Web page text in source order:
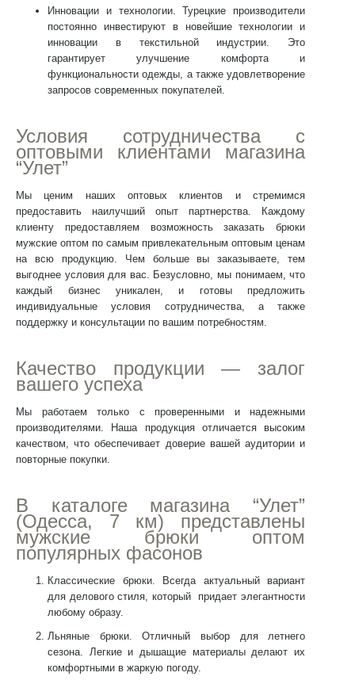
Инновации и технологии.Турецкие производители
постоянно инвестируют в новейшие технологии и
инновации в текстильной индустрии. Это
гарантирует улучшение комфорта и
функциональности одежды, а также удовлетворение
запросов современных покупателей.
Условия сотрудничества с
оптовыми клиентами магазина
“Улет”
Мы ценим наших оптовых клиентов и стремимся
предоставить наилучший опыт партнерства. Каждому
клиенту предоставляем возможность заказатьбрюки
мужские оптом по самым привлекательным оптовым ценам
на всю продукцию. Чем больше вы заказываете, тем
выгоднее условия для вас. Безусловно, мы понимаем, что
каждый бизнес уникален, и готовы предложить
индивидуальные условия сотрудничества, а также
поддержку и консультации по вашим потребностям.
Качество продукции — залог
вашего успеха
Мы работаем только с проверенными и надежными
производителями. Наша продукция отличается высоким
качеством, что обеспечивает доверие вашей аудитории и
повторные покупки.
В каталоге магазина “Улет”
(Одесса, 7 км) представлены
мужские брюки оптом
популярных фасонов
Классические брюки. Всегда актуальный вариант
для делового стиля, который придает элегантности
любому образу.
Льняные брюки. Отличный выбор для летнего
сезона. Легкие и дышащие материалы делают их
комфортными в жаркую погоду.